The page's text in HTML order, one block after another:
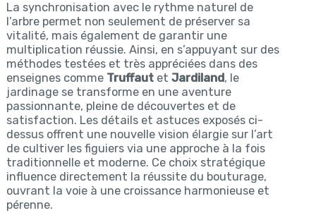
La synchronisation avec le rythme naturel de
l’arbre permet non seulement de préserver sa
vitalité, mais également de garantir une
multiplication réussie. Ainsi, en s’appuyant sur des
méthodes testées et très appréciées dans des
enseignes comme Truffautet Jardiland, le
jardinage se transforme en une aventure
passionnante, pleine de découvertes et de
satisfaction. Les détails et astuces exposés ci-
dessus offrent une nouvelle vision élargie sur l’art
de cultiver les figuiers via une approche à la fois
traditionnelle et moderne. Ce choix stratégique
influence directement la réussite du bouturage,
ouvrant la voie à une croissance harmonieuse et
pérenne.